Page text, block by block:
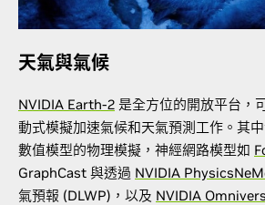
天氣與氣候
NVIDIA Earth-2 是全方位的開放平台，
動式模擬加速氣候和天氣預測工作。其
數值模型的物理模擬，神經網路模型如
GraphCast 與透過 NVIDIA
氣預報 (DLWP)，以及 NVIDIA